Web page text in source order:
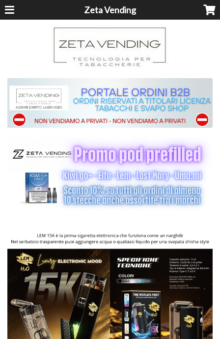
Zeta Vending